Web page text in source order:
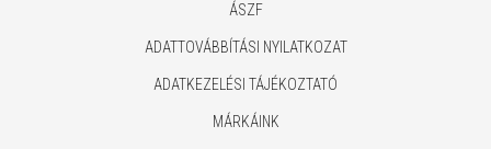
ÁSZF
ADATTOVÁBBÍTÁSI NYILATKOZAT
ADATKEZELÉSI TÁJÉKOZTATÓ
MÁRKÁINK